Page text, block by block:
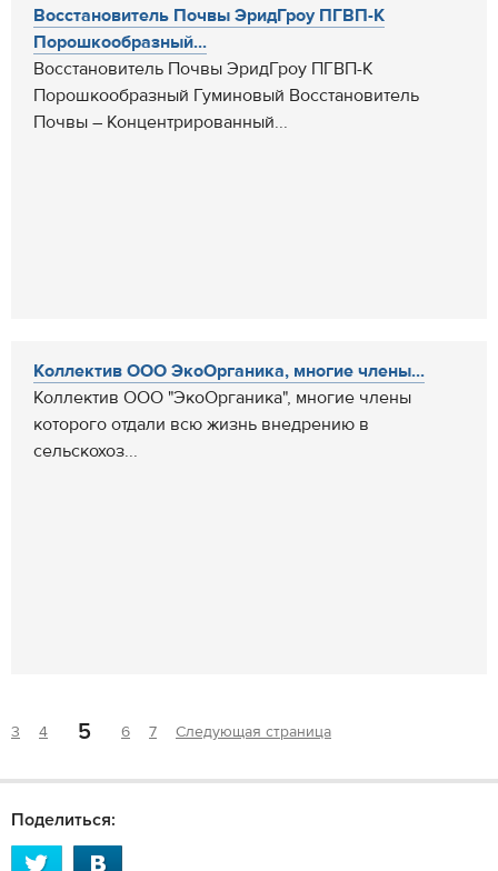
Восстановитель Почвы ЭридГроу ПГВП-К
Порошкообразный...
Восстановитель Почвы ЭридГроу ПГВП-К
Порошкообразный Гуминовый Восстановитель
Почвы – Концентрированный...
Коллектив ООО ЭкоОрганика, многие члены...
Коллектив ООО "ЭкоОрганика", многие члены
которого отдали всю жизнь внедрению в
сельскохоз...
3 4 5 6 7 Следующая страница
Поделиться: